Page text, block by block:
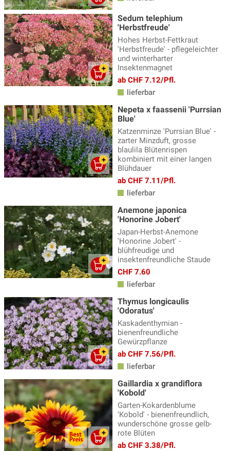
Sedum telephium
'Herbstfreude'
Hohes Herbst-Fettkraut
'Herbstfreude' - pflegeleichter
und winterharter
Insektenmagnet
ab CHF 7.12/Pfl.
lieferbar
Nepeta x faassenii 'Purrsian
Blue'
Katzenminze 'Purrsian Blue' -
zarter Minzduft, grosse
blaulila Blütenrispen
kombiniert mit einer langen
Blühdauer
ab CHF 7.11/Pfl.
lieferbar
Anemone japonica
'Honorine Jobert'
Japan-Herbst-Anemone
'Honorine Jobert' -
blühfreudige und
insektenfreundliche Staude
CHF 7.60
lieferbar
Thymus longicaulis
'Odoratus'
Kaskadenthymian -
bienenfreundliche
Gewürzpflanze
ab CHF 7.56/Pfl.
lieferbar
Gaillardia x grandiflora
'Kobold'
Garten-Kokardenblume
'Kobold' - bienenfreundlich,
wunderschöne grosse gelb-
rote Blüten
ab CHF 3.38/Pfl.